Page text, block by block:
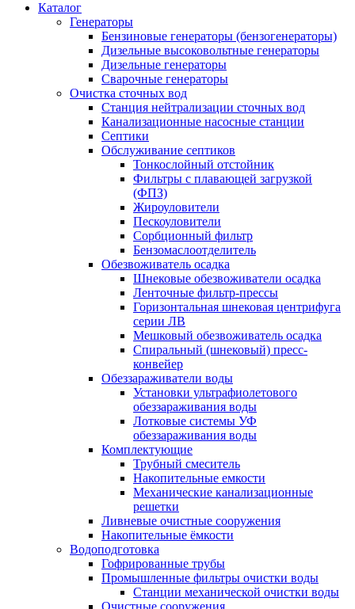
Каталог
Генераторы
Бензиновые генераторы (бензогенераторы)
Дизельные высоковольтные генераторы
Дизельные генераторы
Сварочные генераторы
Очистка сточных вод
Станция нейтрализации сточных вод
Канализационные насосные станции
Септики
Обслуживание септиков
Тонкослойный отстойник
Фильтры с плавающей загрузкой
(ФПЗ)
Жироуловители
Пескоуловители
Сорбционный фильтр
Бензомаслоотделитель
Обезвоживатель осадка
Шнековые обезвоживатели осадка
Ленточные фильтр-прессы
Горизонтальная шнековая центрифуга
серии ЛВ
Мешковый обезвоживатель осадка
Спиральный (шнековый) пресс-
конвейер
Обеззараживатели воды
Установки ультрафиолетового
обеззараживания воды
Лотковые системы УФ
обеззараживания воды
Комплектующие
Трубный смеситель
Накопительные емкости
Механические канализационные
решетки
Ливневые очистные сооружения
Накопительные ёмкости
Водоподготовка
Гофрированные трубы
Промышленные фильтры очистки воды
Станции механической очистки воды
Очистные сооружения